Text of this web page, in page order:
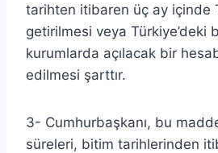
tarihten itibaren üç ay içinde
getirilmesi veya Türkiye’deki
kurumlarda açılacak bir
edilmesi şarttır.
3- Cumhurbaşkanı, bu
süreleri, bitim tarihlerinden